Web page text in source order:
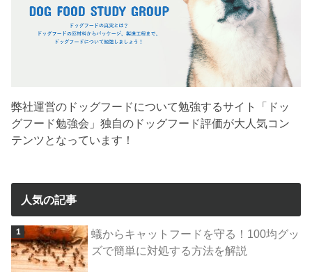
弊社運営のドッグフードについて勉強するサイト「ドッ
グフード勉強会」独自のドッグフード評価が大人気コン
テンツとなっています！
人気の記事
蟻からキャットフードを守る！100均グッ
ズで簡単に対処する方法を解説